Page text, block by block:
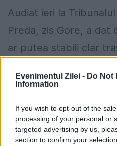
Evenimentul Zilei - Do Not
Information
If you wish to opt-out of the
processing of your personal or
targeted advertising by us,
section to confirm your
Audiat ieri la
Preda, zis Gore, a dat
ar putea stabili clar
Căpăţână...